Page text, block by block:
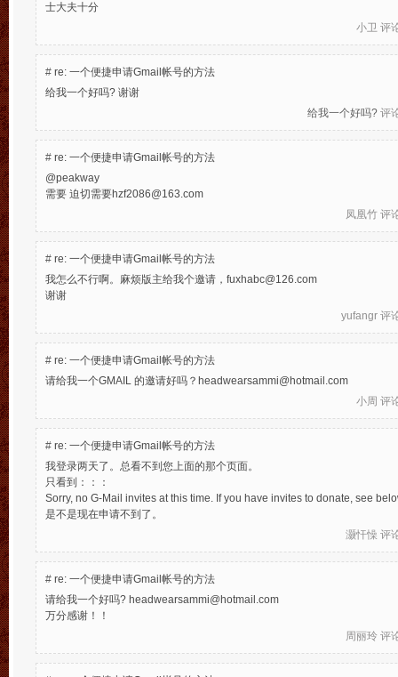
士大夫十分
小卫 评
# re: 一个便捷申请Gmail帐号的方法
给我一个好吗? 谢谢
给我一个好吗? 评
# re: 一个便捷申请Gmail帐号的方法
@peakway
需要 迫切需要hzf2086@163.com
凤凰竹 评
# re: 一个便捷申请Gmail帐号的方法
我怎么不行啊。麻烦版主给我个邀请，fuxhabc@126.com
谢谢
yufangr 评
# re: 一个便捷申请Gmail帐号的方法
请给我一个GMAIL 的邀请好吗？headwearsammi@hotmail.com
小周 评
# re: 一个便捷申请Gmail帐号的方法
我登录两天了。总看不到您上面的那个页面。
只看到：：：
Sorry, no G-Mail invites at this time. If you have invites to donate, see
是不是现在申请不到了。
灏忓懆 评
# re: 一个便捷申请Gmail帐号的方法
请给我一个好吗? headwearsammi@hotmail.com
万分感谢！！
周丽玲 评